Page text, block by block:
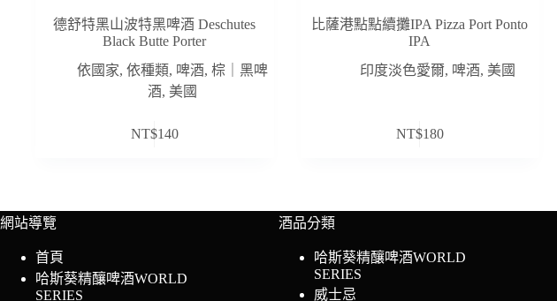
德舒特黑山波特黑啤酒 Deschutes
Black Butte Porter
依國家, 依種類, 啤酒, 棕｜黑啤
酒, 美國
NT$140
比薩港點點續攤IPA Pizza Port Ponto
IPA
印度淡色愛爾, 啤酒, 美國
NT$180
網站導覽
首頁
哈斯葵精釀啤酒WORLD
SERIES
酒品分類
哈斯葵精釀啤酒WORLD
SERIES
威士忌